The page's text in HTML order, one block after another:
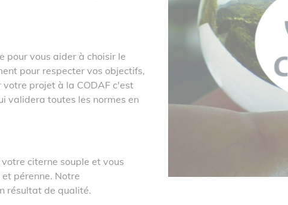
pour vous aider à choisir le
pour respecter vos objectifs,
projet à la CODAF c'est
validera toutes les normes en
citerne souple et vous
pérenne. Notre
résultat de qualité.